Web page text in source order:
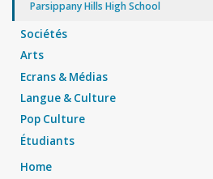
Parsippany Hills High School
Sociétés
Arts
Ecrans & Médias
Langue & Culture
Pop Culture
Étudiants
Home